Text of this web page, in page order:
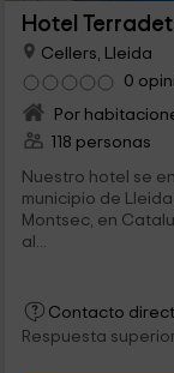
Hotel
Cellers, Lleida
0
Por
118 personas
Nuestro hotel se
municipio de
Montsec, en
al...
Contacto
Respuesta